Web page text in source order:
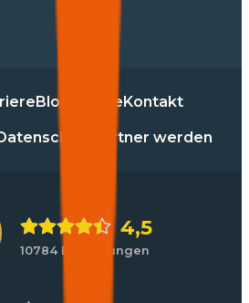
Blog PresseKontakt
Partner werden
4,5
10784 Bewertungen